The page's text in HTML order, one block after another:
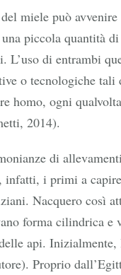
miele può
piccola quantità
L’uso di entrambi
o tecnologiche
homo, ogni
2014).
di
infatti, i primi a
Nacquero così
forma cilindrica
api.
Proprio